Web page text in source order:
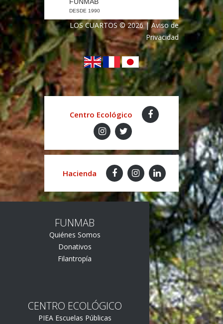
DESDE 1990
LOS CUARTOS ©2026|Aviso de
Privacidad
Centro Ecológico
Hacienda
FUNMAB
Quiénes Somos
Donativos
Filantropía
CENTRO ECOLÓGICO
PIEA Escuelas Públicas